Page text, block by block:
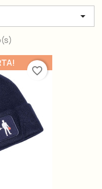

favorite_border